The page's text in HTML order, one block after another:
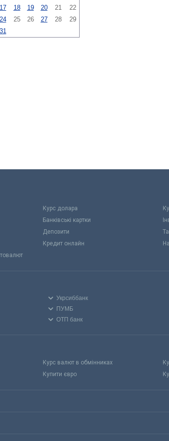
17 18 19 20 21
22
24 25 26 27 28
29
31
Курс долара
Банківські картки
Депозити
Кредит онлайн
Укрсиббанк
ПУМБ
ОТП банк
Курс валют в обмінниках
Купити євро